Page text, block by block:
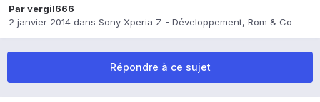
Parvergil666
2 janvier 2014 dans Sony Xperia Z - Développement, Rom & Co
Répondre à ce sujet